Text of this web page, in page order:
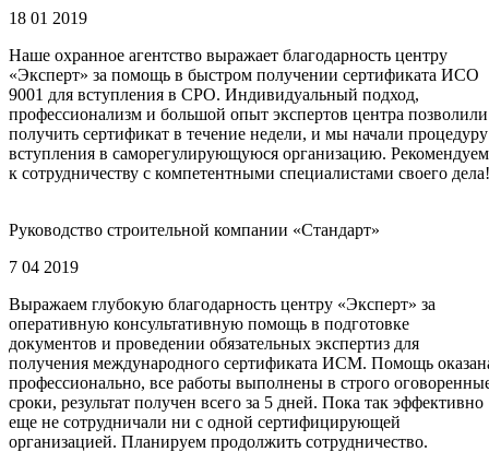
18 01 2019
Наше охранное агентство выражает благодарность центру
«Эксперт» за помощь в быстром получении сертификата ИСО
9001 для вступления в СРО. Индивидуальный подход,
профессионализм и большой опыт экспертов центра позволили
получить сертификат в течение недели, и мы начали процедуру
вступления в саморегулирующуюся организацию. Рекомендуем
к сотрудничеству с компетентными специалистами своего дела!
Руководство строительной компании «Стандарт»
7 04 2019
Выражаем глубокую благодарность центру «Эксперт» за
оперативную консультативную помощь в подготовке
документов и проведении обязательных экспертиз для
получения международного сертификата ИСМ. Помощь
профессионально, все работы выполнены в строго
сроки, результат получен всего за 5 дней. Пока так эффективно
еще не сотрудничали ни с одной сертифицирующей
организацией. Планируем продолжить сотрудничество.